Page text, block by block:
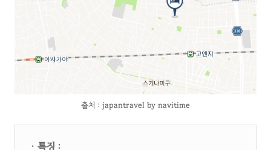
출처 : japantravel by navitime
· 특징 :